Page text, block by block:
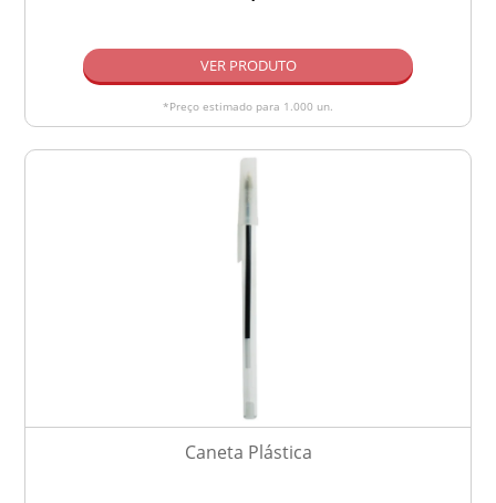
VER PRODUTO
*Preço estimado para 1.000 un.
Caneta Plástica